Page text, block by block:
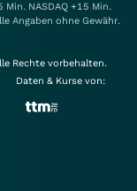
NASDAQ +15 Min.
Angaben ohne Gewähr.
Rechte vorbehalten.
Daten & Kurse von: